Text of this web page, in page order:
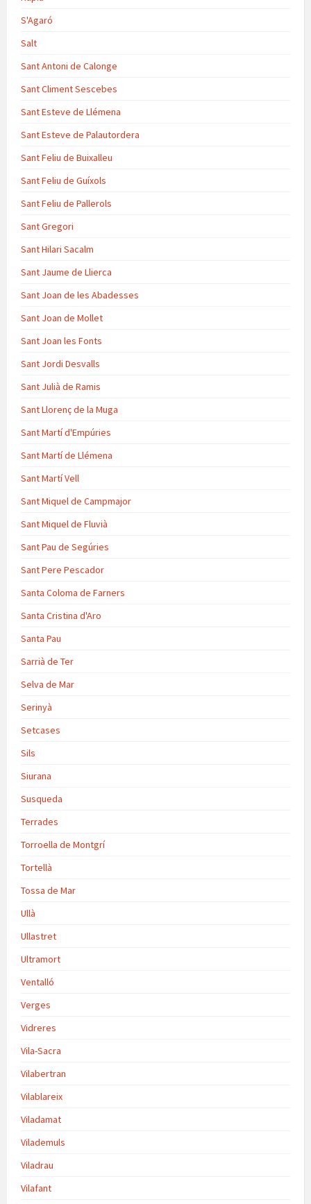
S'Agaró
Salt
Sant Antoni de Calonge
Sant Climent Sescebes
Sant Esteve de Llémena
Sant Esteve de Palautordera
Sant Feliu de Buixalleu
Sant Feliu de Guíxols
Sant Feliu de Pallerols
Sant Gregori
Sant Hilari Sacalm
Sant Jaume de Llierca
Sant Joan de les Abadesses
Sant Joan de Mollet
Sant Joan les Fonts
Sant Jordi Desvalls
Sant Julià de Ramis
Sant Llorenç de la Muga
Sant Martí d'Empúries
Sant Martí de Llémena
Sant Martí Vell
Sant Miquel de Campmajor
Sant Miquel de Fluvià
Sant Pau de Segúries
Sant Pere Pescador
Santa Coloma de Farners
Santa Cristina d'Aro
Santa Pau
Sarrià de Ter
Selva de Mar
Serinyà
Setcases
Sils
Siurana
Susqueda
Terrades
Torroella de Montgrí
Tortellà
Tossa de Mar
Ullà
Ullastret
Ultramort
Ventalló
Verges
Vidreres
Vila-Sacra
Vilabertran
Vilablareix
Viladamat
Vilademuls
Viladrau
Vilafant